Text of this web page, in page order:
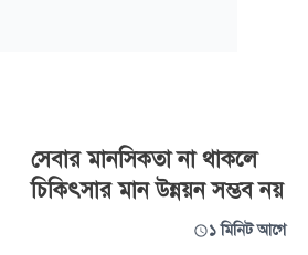
সেবার মানসিকতা না থাকলে
চিকিৎসার মান উন্নয়ন সম্ভব নয়
১ মিনিট আগে